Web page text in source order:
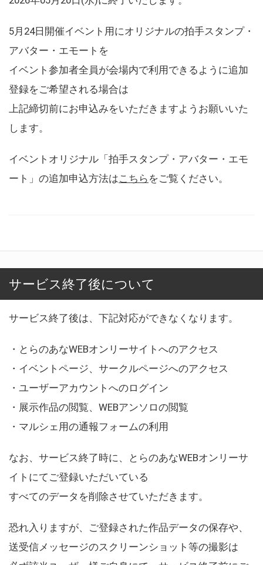
5月24日開催イベント用にオリジナルの拍手スタンプ・
アバター・エモートを
イベント参加者全員が会場内で利用できるように追加
登録をご希望される場合は
上記締切前にお申込みをいただきますようお願いいた
します。
イベントオリジナル「拍手スタンプ・アバター・エモ
ート」の追加申込方法はこちら をご覧ください。
サービス終了後について
サービス終了後は、下記対応ができなくなります。
・とらのあなWEBオンリーサイトへのアクセス
・イベントページ、サークルページへのアクセス
・ユーザーアカウントへのログイン
・展示作品の閲覧、WEBアンソロの閲覧
・マルシェ用の通報フォームの利用
なお、サービス終了時に、とらのあなWEBオンリーサ
イトにてご登録いただいている
すべてのデータを削除させていただきます。
恐れ入りますが、ご登録された作品データの保存や、
送受信メッセージのスクリーンショット等の撮影は